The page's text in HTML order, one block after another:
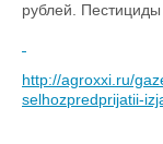
рублей.
http://agroxxi.ru/
selhozpredprijatii-